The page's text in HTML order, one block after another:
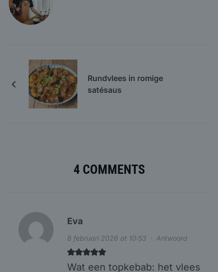
Rundvlees in romige
satésaus
4 COMMENTS
Eva
8 februari 2026 at 10:53 · Antwoord
Wat een topkebab: het vlees